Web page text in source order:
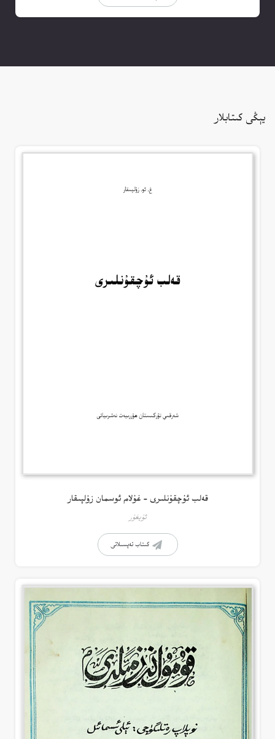
يېڭى كىتابلار
قەلب ئۇچقۇنلىرى – غۇلام ئوسمان زۇلپىقار
ئۇيغۇر
كىتاب تەپسىلاتى